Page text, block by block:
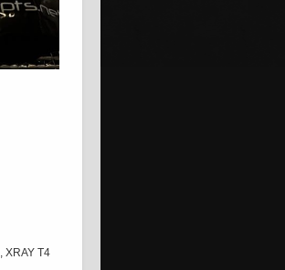
, XRAY T4